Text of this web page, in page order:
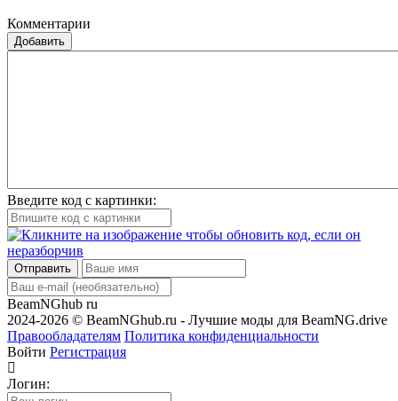
Комментарии
Добавить
Введите код с картинки:
Отправить
BeamNGhub ru
2024-2026 © BeamNGhub.ru - Лучшие моды для BeamNG.drive
Правообладателям Политика конфиденциальности
Войти Регистрация
Логин: